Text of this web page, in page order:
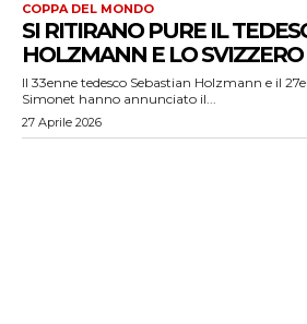
COPPA DEL MONDO
SI RITIRANO PURE IL
HOLZMANN E LO
Il 33enne tedesco Sebastian Holzmann e il
Simonet hanno annunciato il...
27 Aprile 2026